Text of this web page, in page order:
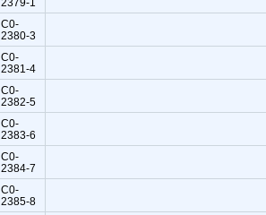
C0-
2380-3
C0-
2381-4
C0-
2382-5
C0-
2383-6
C0-
2384-7
C0-
2385-8